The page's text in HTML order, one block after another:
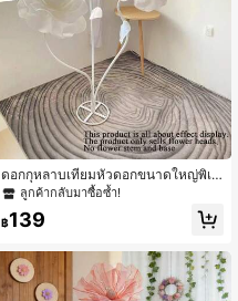
ดอกกุหลาบเทียมหัวดอกขนาดใหญ่พิเศ
ษ 40-80 ซม. โฟม PE ดอกไม้ปลอมสำ
หรับตกแต่งฉากหลังงานแต่งงาน ผนังส
วน ทางเดิน เวที อุปกรณ์ปาร์ตี้ ของขวั
ลูกค้ากลับมาซื้อซ้ำ!
฿139